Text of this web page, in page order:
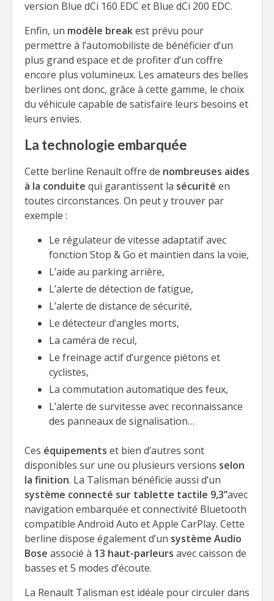
version Blue dCi 160 EDC et Blue dCi 200 EDC.
Enfin, un modèle breakest prévu pour
permettre à l’automobiliste de bénéficier d’un
plus grand espace et de profiter d’un coffre
encore plus volumineux. Les amateurs des belles
berlines ont donc, grâce à cette gamme, le choix
du véhicule capable de satisfaire leurs besoins et
leurs envies.
La technologie embarquée
Cette berline Renault offre de nombreuses aides
à la conduite qui garantissent la sécurité en
toutes circonstances. On peut y trouver par
exemple :
Le régulateur de vitesse adaptatif avec
fonction Stop & Go et maintien dans la voie,
L’aide au parking arrière,
L’alerte de détection de fatigue,
L’alerte de distance de sécurité,
Le détecteur d’angles morts,
La caméra de recul,
Le freinage actif d’urgence piétons et
cyclistes,
La commutation automatique des feux,
L’alerte de survitesse avec reconnaissance
des panneaux de signalisation…
Ces équipements et bien d’autres sont
disponibles sur une ou plusieurs versions selon
la finition. La Talisman bénéficie aussi d’un
système connecté sur tablette tactile 9,3’’avec
navigation embarquée et connectivité Bluetooth
compatible Android Auto et Apple CarPlay. Cette
berline dispose également d’un système Audio
Bose associé à 13 haut-parleurs avec caisson de
basses et 5 modes d’écoute.
La Renault Talisman est idéale pour circuler dans